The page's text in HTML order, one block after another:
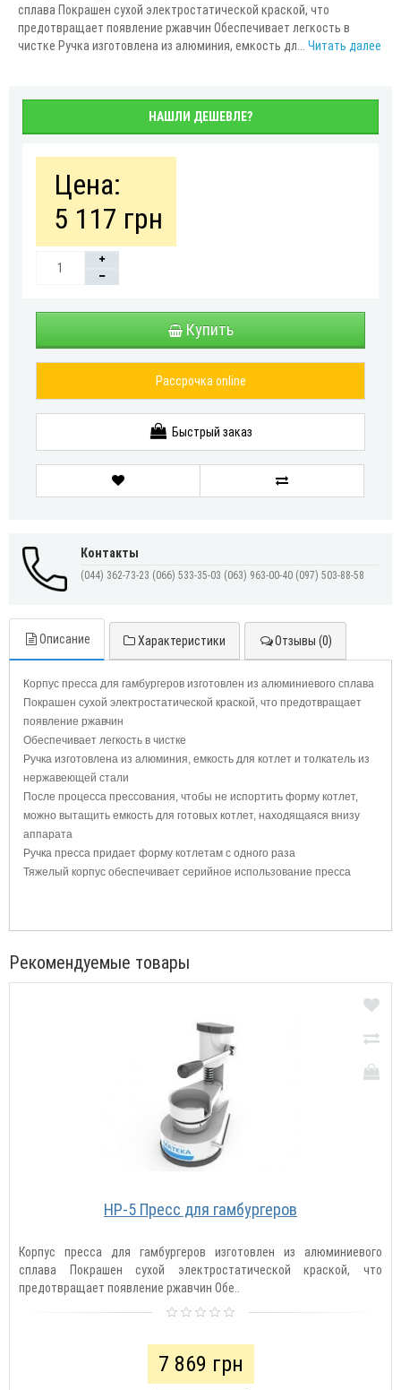
сплава Покрашен сухой электростатической краской, что
предотвращает появление ржавчин Обеспечивает легкость в
чистке Ручка изготовлена из алюминия, емкость дл... Читать далее
НАШЛИ ДЕШЕВЛЕ?
Цена:
5 117 грн
Купить
Рассрочка online
Быстрый заказ
Контакты
(044) 362-73-23 (066) 533-35-03 (063) 963-00-40 (097) 503-88-58
Описание Характеристики Отзывы (0)
Корпус пресса для гамбургеров изготовлен из алюминиевого сплава
Покрашен сухой электростатической краской, что предотвращает
появление ржавчин
Обеспечивает легкость в чистке
Ручка изготовлена из алюминия, емкость для котлет и толкатель из
нержавеющей стали
После процесса прессования, чтобы не испортить форму котлет,
можно вытащить емкость для готовых котлет, находящаяся внизу
аппарата
Ручка пресса придает форму котлетам с одного раза
Тяжелый корпус обеспечивает серийное использование пресса
Рекомендуемые товары
HP-5 Пресс для гамбургеров
Корпус пресса для гамбургеров изготовлен из алюминиевого
сплава Покрашен сухой электростатической краской, что
предотвращает появление ржавчин Обе..
7 869 грн